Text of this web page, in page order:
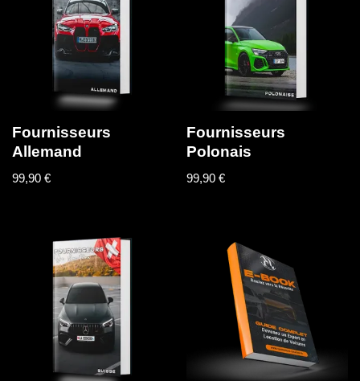
Fournisseurs
Allemand
99,90 €
Fournisseurs
Polonais
99,90€